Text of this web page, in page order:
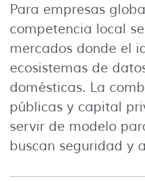
Para empresas
competencia local
mercados donde el
ecosistemas de
domésticas. La
públicas y capital
servir de modelo
buscan seguridad y